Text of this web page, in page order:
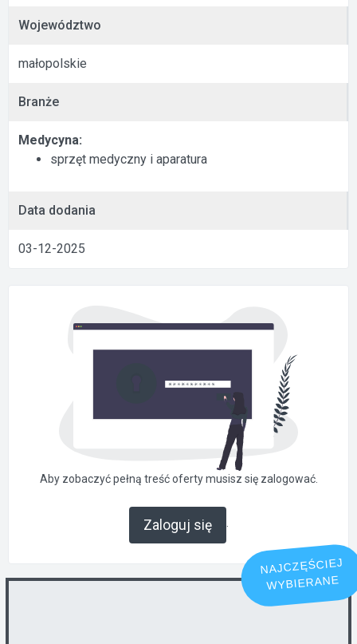
Województwo
małopolskie
Branże
Medycyna:
sprzęt medyczny i aparatura
Data dodania
03-12-2025
Aby zobaczyć pełną treść oferty musisz się zalogować.
Zaloguj się .
NAJCZĘŚCIEJ
WYBIERANE